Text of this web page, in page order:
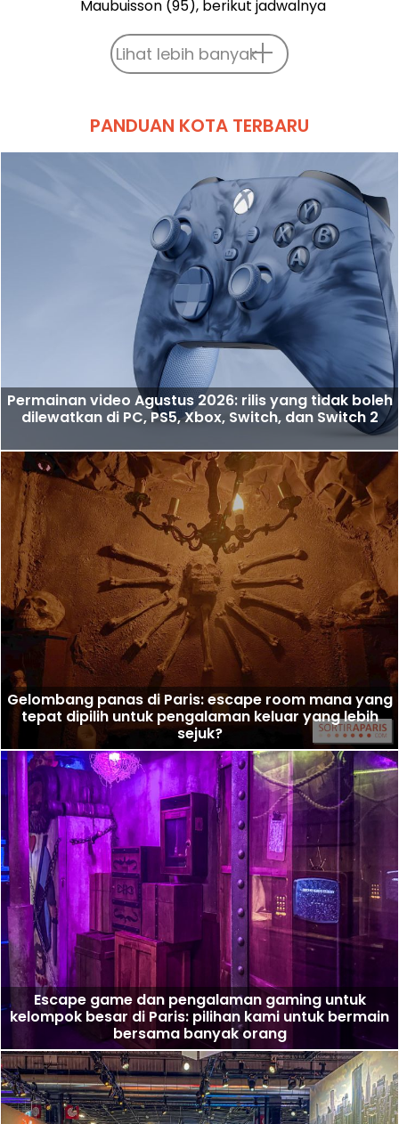
Maubuisson (95), berikut jadwalnya
Lihat lebih banyak
PANDUAN KOTA TERBARU
Permainan video Agustus 2026: rilis yang tidak boleh
dilewatkan di PC, PS5, Xbox, Switch, dan Switch 2
Gelombang panas di Paris: escape room mana yang
tepat dipilih untuk pengalaman keluar yang lebih
sejuk?
Escape game dan pengalaman gaming untuk
kelompok besar di Paris: pilihan kami untuk bermain
bersama banyak orang